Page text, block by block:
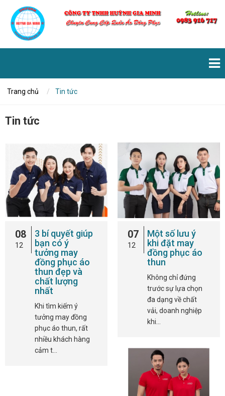
Trang chủ Tin tức
Tin tức
08
12
3 bí quyết giúp
bạn có ý
tưởng may
đồng phục áo
thun đẹp và
chất lượng
nhất
Khi tìm kiếm ý
tưởng may đồng
phục áo thun, rất
nhiều khách hàng
cảm t…
07
12
Một số lưu ý
khi đặt may
đồng phục áo
thun
Không chỉ đứng
trước sự lựa chọn
đa dạng về chất
vải, doanh nghiệp
khi…